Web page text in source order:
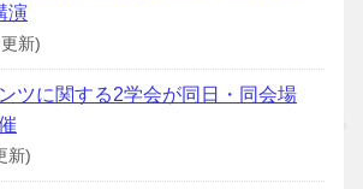
演
新)
ツに関する2学会が同日・同会場
新)